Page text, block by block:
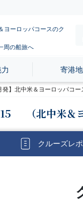
ヨーロッパコースのク
周の船旅へ
寄港
発】北中米＆ヨーロッパコ
（北中米＆
クルーズレ